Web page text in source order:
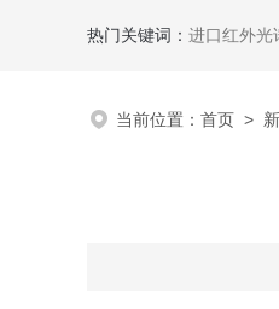
热门关键词： 进口红外光
当前位置： 首页 >